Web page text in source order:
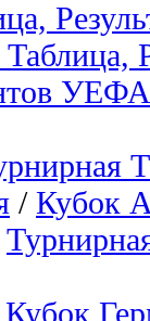
УЕФА
/ Кубок
Кубок